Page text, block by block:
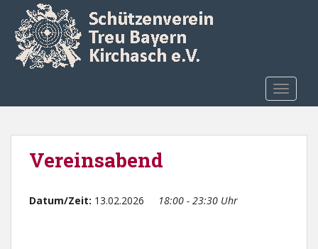
Skip to main content
Vereinsabend
Datum/Zeit: 13.02.2026 18:00 - 23:30 Uhr